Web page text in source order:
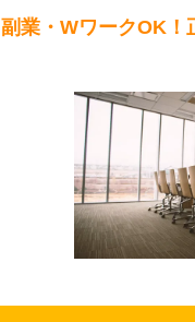
副業・WワークOK！